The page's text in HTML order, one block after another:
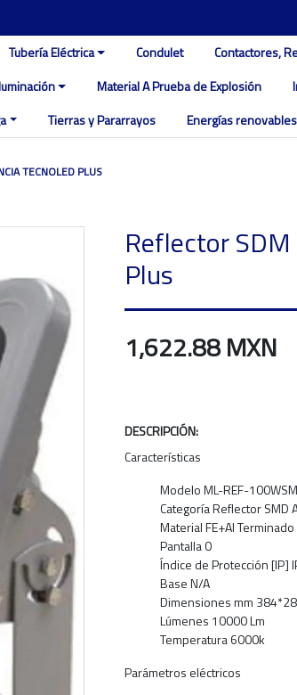
Tubería Eléctrica Condulet
Contactores,
Material A Prueba de Explosión
Tierras y Pararrayos Energías renovables
TECNOLED PLUS
Reflector
Plus
1,622.88 MXN
DESCRIPCIÓN:
Características
Modelo ML-REF-
Categoría Reflector SMD
Material FE+AI Terminado
Pantalla 0
Índice de Protección [IP]
Base N/A
Dimensiones mm
Lúmenes 10000 Lm
Temperatura 6000k
Parámetros eléctricos